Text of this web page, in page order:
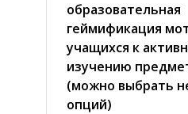
образовательная
геймификация
учащихся к
изучению
(можно выбрать
опций)